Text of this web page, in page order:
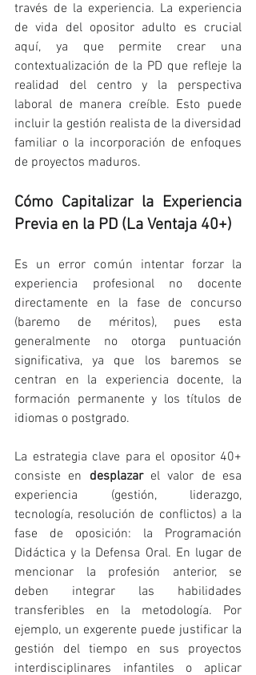
través de la experiencia. La experiencia
de vida del opositor adulto es crucial
aquí, ya que permite crear una
contextualización de la PD que refleje la
realidad del centro y la perspectiva
laboral de manera creíble. Esto puede
incluir la gestión realista de la diversidad
familiar o la incorporación de enfoques
de proyectos maduros.
Cómo Capitalizar la Experiencia
Previa en la PD (La Ventaja 40+)
Es un error común intentar forzar la
experiencia profesional no docente
directamente en la fase de concurso
(baremo de méritos), pues esta
generalmente no otorga puntuación
significativa, ya que los baremos se
centran en la experiencia docente, la
formación permanente y los títulos de
idiomas o postgrado.
La estrategia clave para el opositor 40+
consiste en desplazar el valor de esa
experiencia (gestión, liderazgo,
tecnología, resolución de conflictos) a la
fase de oposición: la Programación
Didáctica y la Defensa Oral. En lugar de
mencionar la profesión anterior, se
deben integrar las habilidades
transferibles en la metodología. Por
ejemplo, un exgerente puede justificar la
gestión del tiempo en sus proyectos
interdisciplinares infantiles o aplicar